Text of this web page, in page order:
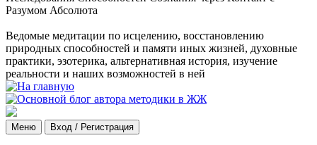
Разумом Абсолюта
Ведомые медитации по исцелению, восстановлению
природных способностей и памяти иных жизней, духовные
практики, эзотерика, альтернативная история, изучение
реальности и наших возможностей в ней
Меню Вход / Регистрация